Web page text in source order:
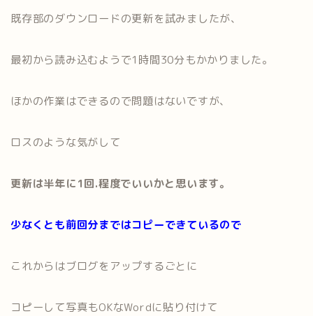
既存部のダウンロードの更新を試みましたが、
最初から読み込むようで1時間30分もかかりました。
ほかの作業はできるので問題はないですが、
ロスのような気がして
更新は半年に1回.程度でいいかと思います。
少なくとも前回分まではコピーできているので
これからはブログをアップするごとに
コピーして写真もOKなWordに貼り付けて